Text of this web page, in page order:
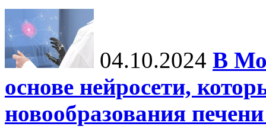
04.10.2024 В
основе нейросети,
новообразования